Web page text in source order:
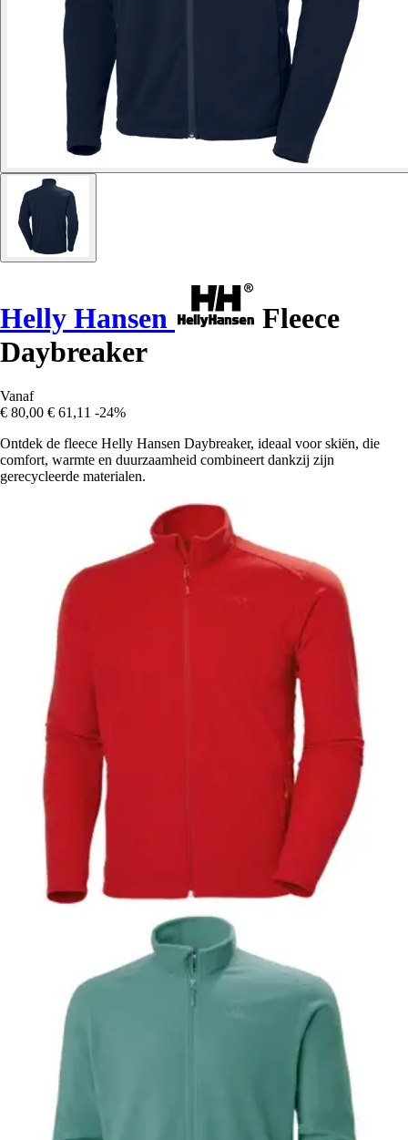
Helly Hansen
Fleece
Daybreaker
Vanaf
€ 80,00 € 61,11 -24%
Ontdek de fleece Helly Hansen Daybreaker, ideaal voor skiën, die
comfort, warmte en duurzaamheid combineert dankzij zijn
gerecycleerde materialen.